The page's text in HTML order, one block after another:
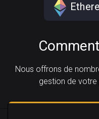
Nous offrons de
gestion de